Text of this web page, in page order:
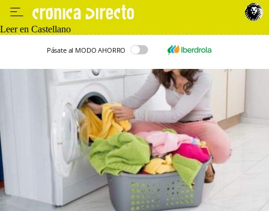
Leer en Castellano
Pásate al MODO AHORRO